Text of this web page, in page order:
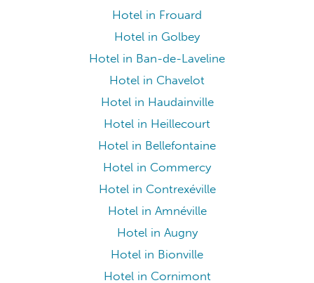
Hotel in Hambach
Hotel in Verdun
Hotel in Pont-à-Mousson
Hotel in La Bresse
Hotel in Vittel
Hotel in Champigneulles
Hotel in Freyming-Merlebach
Hotel in Frouard
Hotel in Golbey
Hotel in Ban-de-Laveline